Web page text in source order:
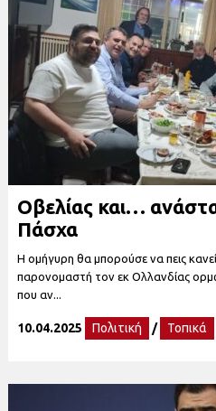
Οβελίας και…
Πάσχα
Η ομήγυρη θα μπορούσε να πεις
παρονομαστή τον εκ Ολλανδίας
που αν...
10.04.2025 Πολιτική / Τοπικά